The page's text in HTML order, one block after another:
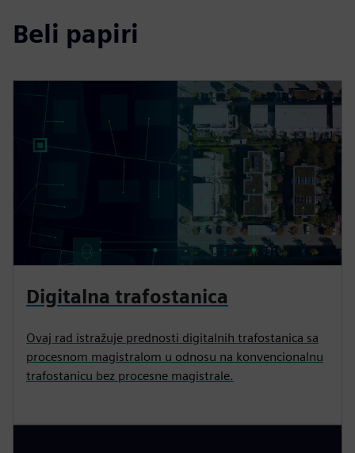
Beli papiri
Digitalna trafostanica
Ovaj rad istražuje prednosti digitalnih trafostanica sa
procesnom magistralom u odnosu na konvencionalnu
trafostanicu bez procesne magistrale.